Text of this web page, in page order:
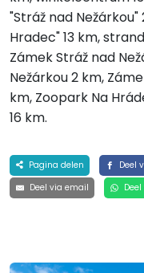
"Stráž nad
Hradec" 13 km,
Zámek Stráž nad
Nežárkou 2 km,
km, Zoopark Na
16 km.
Pagina delen Deel
Deel via email